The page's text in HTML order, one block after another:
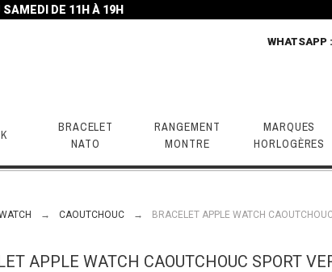
DE 11H À 19H
WHATSAPP
BRACELET
NATO
RANGEMENT
MONTRE
MARQUES
HORLOGÈRES
CAOUTCHOUC BRACELET APPLE WATCH
APPLE WATCH CAOUTCHOUC SPORT